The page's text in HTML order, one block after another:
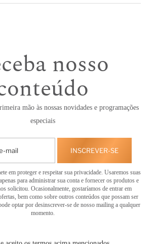
nosso
mão às nossas novidades e programações
especiais
INSCREVER-SE
em proteger e respeitar sua privacidade. Usaremos suas
para administrar sua conta e fornecer os produtos e
solicitou. Ocasionalmente, gostaríamos de entrar em
bem como sobre outros conteúdos que possam ser
optar por desinscrever-se de nosso mailing a qualquer
momento.